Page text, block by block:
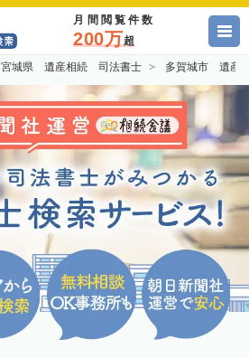
月間閲覧件数
200万超
宮城県 遺産相続 司法書士 多賀城市 遺産